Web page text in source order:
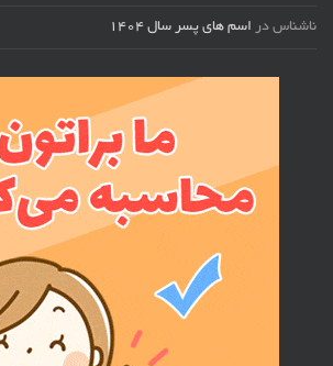
ناشناس در اسم های پسر سال ۱۴۰۴